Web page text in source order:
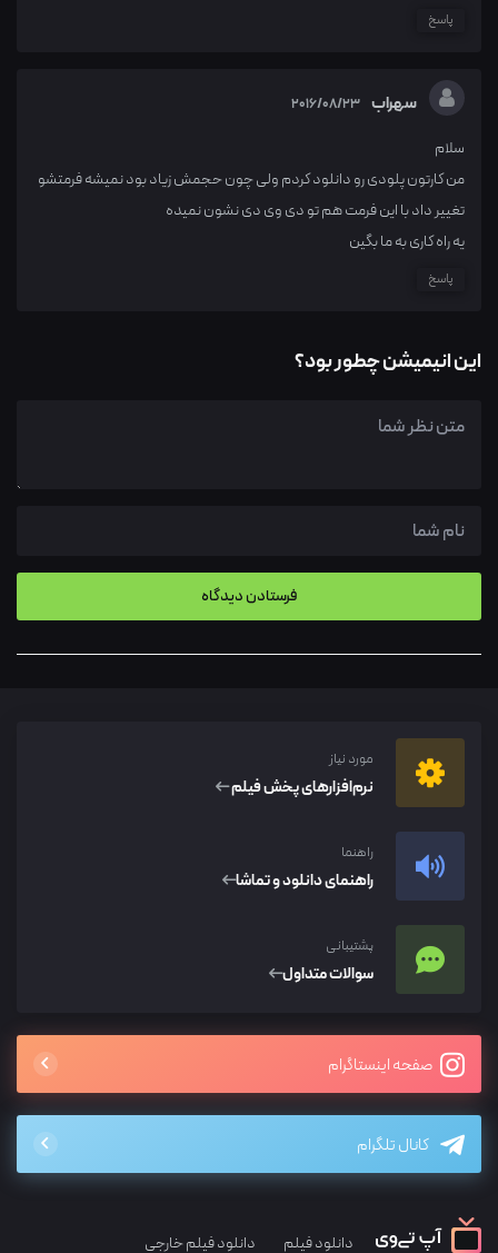
پاسخ
سهراب 2016/08/23
سلام
من کارتون پلودی رو دانلود کردم ولی چون حجمش زیاد بود نمیشه فرمتشو
تغییر داد با این فرمت هم تو دی وی دی نشون نمیده
یه راه کاری به ما بگین
پاسخ
این انیمیشن چطور بود؟
مورد نیاز
نرم‌افزار‌های پخش فیلم
راهنما
راهنمای دانلود و تماشا
پشتیبانی
سوالات متداول
صفحه اینستاگرام
کانال تلگرام
دانلود فیلم دانلود فیلم خارجی